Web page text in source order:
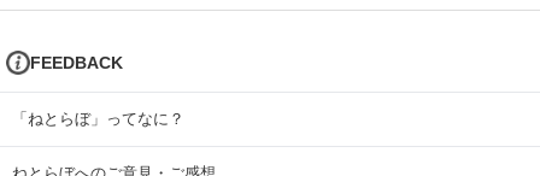
FEEDBACK
「ねとらぼ」ってなに？